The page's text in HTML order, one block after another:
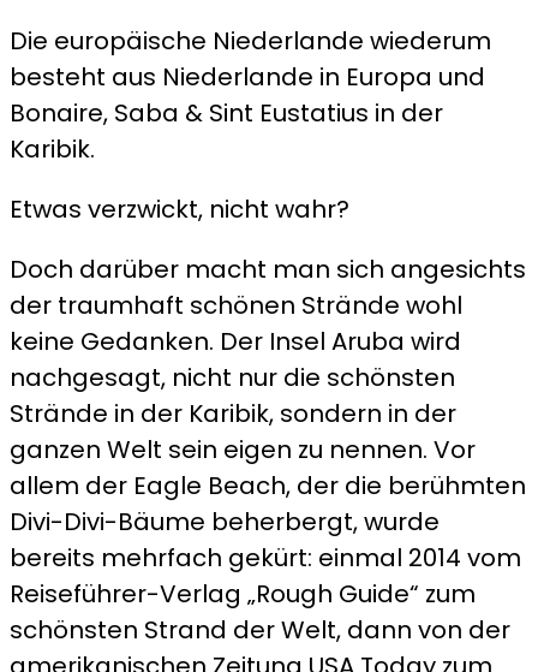
Die europäische Niederlande wiederum
besteht aus Niederlande in Europa und
Bonaire, Saba & Sint Eustatius in der
Karibik.
Etwas verzwickt, nicht wahr?
Doch darüber macht man sich angesichts
der traumhaft schönen Strände wohl
keine Gedanken. Der Insel Aruba wird
nachgesagt, nicht nur die schönsten
Strände in der Karibik, sondern in der
ganzen Welt sein eigen zu nennen. Vor
allem der Eagle Beach, der die berühmten
Divi-Divi-Bäume beherbergt, wurde
bereits mehrfach gekürt: einmal 2014 vom
Reiseführer-Verlag „Rough Guide“ zum
schönsten Strand der Welt, dann von der